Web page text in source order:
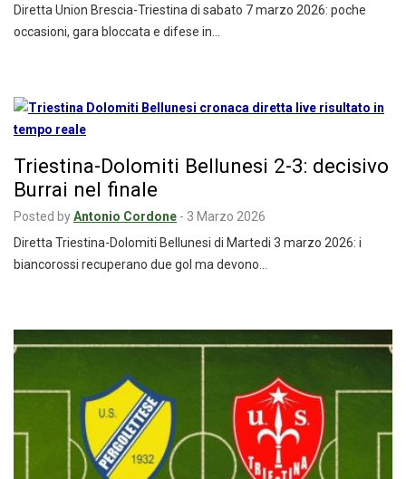
Diretta Union Brescia-Triestina di sabato 7 marzo 2026: poche
occasioni, gara bloccata e difese in…
Triestina-Dolomiti Bellunesi 2-3: decisivo
Burrai nel finale
Posted byAntonio Cordone - 3 Marzo 2026
Diretta Triestina-Dolomiti Bellunesi di Martedi 3 marzo 2026: i
biancorossi recuperano due gol ma devono…